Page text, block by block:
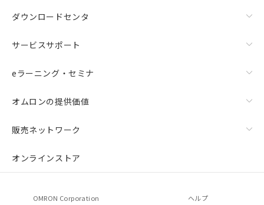
ダウンロードセンタ
サービスサポート
eラーニング・セミナ
オムロンの提供価値
販売ネットワーク
オンラインストア
OMRON Corporation ヘルプ